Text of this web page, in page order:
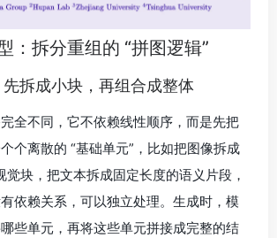
：拆分重组的 “拼图逻辑”
先拆成小块，再组合成整体
全不同，它不依赖线性顺序，而是先把
个离散的 “基础单元”，比如把图像拆成
块，把文本拆成固定长度的语义片段，
依赖关系，可以独立处理。生成时，模
些单元，再将这些单元拼接成完整的结